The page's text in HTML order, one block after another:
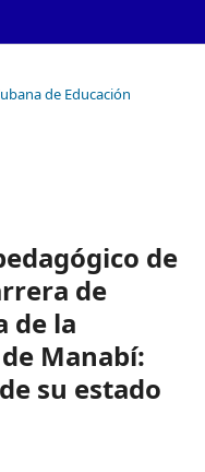
de Educación
de
de
de la
Manabí:
su estado